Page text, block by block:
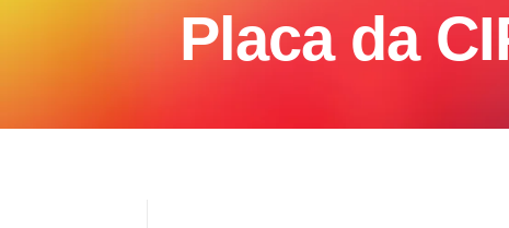
Placa da